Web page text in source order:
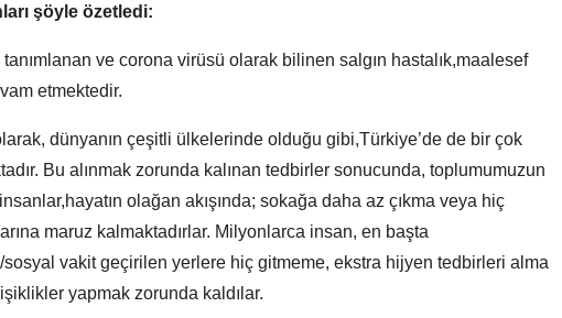
şöyle özetledi:
ve corona virüsü olarak bilinen salgın hastalık,maalesef
etmektedir.
dünyanın çeşitli ülkelerinde olduğu gibi,Türkiye’de de bir çok
Bu alınmak zorunda kalınan tedbirler sonucunda, toplumumuzun
olağan akışında; sokağa daha az çıkma veya hiç
maruz kalmaktadırlar. Milyonlarca insan, en başta
vakit geçirilen yerlere hiç gitmeme, ekstra hijyen tedbirleri alma
yapmak zorunda kaldılar.